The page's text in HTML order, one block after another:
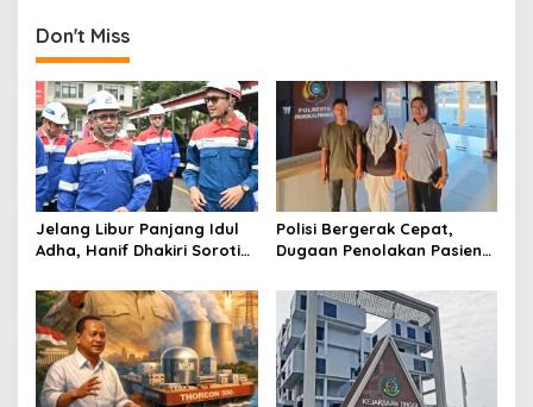
a
v
i
g
a
t
i
n
Don't Miss
Jelang Libur Panjang Idul
Adha, Hanif Dhakiri Soroti
BBM Bersubsidi
Polisi Bergerak Cepat,
Dugaan Penolakan Pasien
Diusut Serius